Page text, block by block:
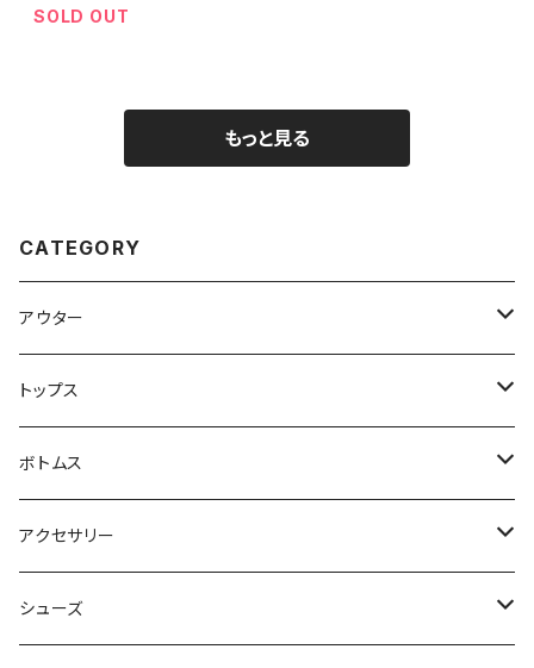
SOLD OUT
もっと見る
CATEGORY
アウター
ブルゾン
コート
ジャケット
トップス
タンクトップ
カーディガン
カットソー(長袖)
ボトムス
デニム
ワイドパンツ
アクセサリー
ストール
シューズ